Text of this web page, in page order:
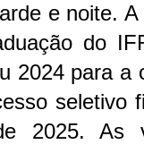
e noite. A
do
2024 para a
seletivo
2025. As